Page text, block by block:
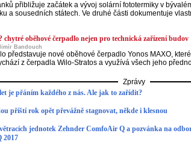
přibližuje začátek a vývoj solární fototermiky v
a sousedních státech. Ve druhé části dokumentuje
chytré oběhové čerpadlo nejen pro technická zařízení budov
Bandouch
představuje nové oběhové čerpadlo Yonos MAXO, které
z čerpadla Wilo-Stratos a využívá všech jeho
Zprávy
je přáním každého z nás. Ale jak to zařídit?
příští rok opět převážně stagnovat, někde i klesnou
jednotek Zehnder ComfoAir Q a pozvánka na
2017